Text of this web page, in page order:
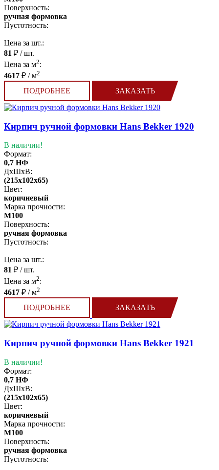
Поверхность:
ручная формовка
Пустотность:
Цена за шт.:
81 ₽ / шт.
Цена за м2:
4617 ₽ / м2
ПОДРОБНЕЕ ЗАКАЗАТЬ
Кирпич ручной формовки Hans Bekker 1920
В наличии!
Формат:
0,7 НФ
ДхШхВ:
(215x102x65)
Цвет:
коричневый
Марка прочности:
М100
Поверхность:
ручная формовка
Пустотность:
Цена за шт.:
81 ₽ / шт.
Цена за м2:
4617 ₽ / м2
ПОДРОБНЕЕ ЗАКАЗАТЬ
Кирпич ручной формовки Hans Bekker 1921
В наличии!
Формат:
0,7 НФ
ДхШхВ:
(215x102x65)
Цвет:
коричневый
Марка прочности:
М100
Поверхность:
ручная формовка
Пустотность: